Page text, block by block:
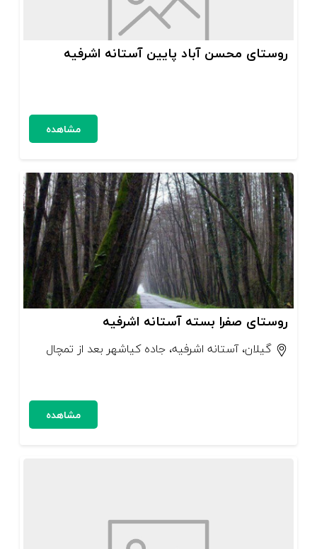
روستای محسن آباد پایین آستانه اشرفیه
مشاهده
روستای صفرا بسته آستانه اشرفیه
گیلان، آستانه اشرفیه، جاده کیاشهر بعد از تمچال
مشاهده